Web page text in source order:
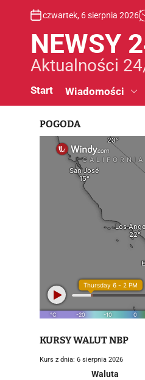
czwartek, 6 sierpnia 2026
NEWSY
Aktualności
Start Wiadomości
POGODA
KURSY WALUT NBP
Kurs z dnia: 6 sierpnia 2026
Waluta